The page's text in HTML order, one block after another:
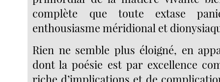
complète que toute extase
enthousiasme méridional et
Rien ne semble plus éloigné, en
dont la poésie est par excellence